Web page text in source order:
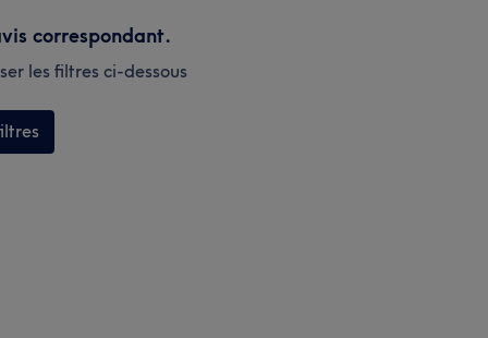
correspondant.
les filtres ci-dessous